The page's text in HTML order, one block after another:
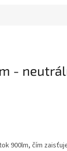
-
900lm, čím